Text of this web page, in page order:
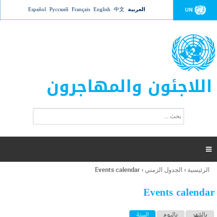
Jump to navigation UN العربية 中文
English
Français
Русский
Español
اللاجئون والمهاجرون
ت
ر
ل
ح
ب

أنت
هنا
الرئيسية › الجدول الزمني ›
Events calendar
Events calendar